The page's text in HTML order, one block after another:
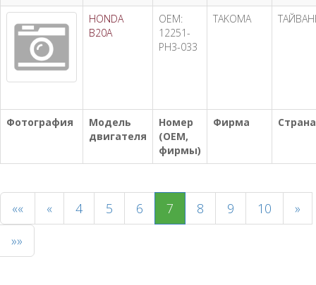
Фотография
Модель
двигателя
Номер
(OEM,
фирмы)
Фирма Страна
HONDA
B20A
OEM:
12251-
PH3-033
TAKOMA
«« « 4 5 6 7 8 9 10
»
»»